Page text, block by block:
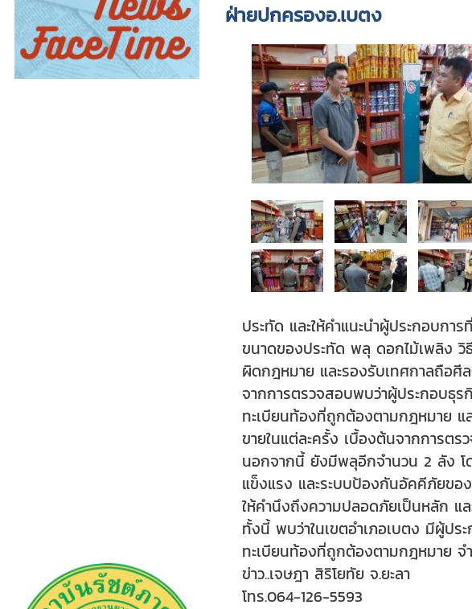
ฝ่ายปกครองอ.เบตง
ประทัด และให้คำแนะนำผู้ประกอบก
ขนาดของประทัด พลุ ดอกไม้เพลิง วิ
ผิดกฎหมาย และรองรับเทศกาลถือศี
จากการตรวจสอบพบว่าผู้ประกอบธุ
ทะเบียนท้องที่ถูกต้องตามกฎหมาย แ
ขายในแต่ละครั้ง เบื้องต้นจากการต
นอกจากนี้ ยังมีพลุอีกจำนวน 2 ลัง โด
แข็งแรง และระบบป้องกันอัคคีภัยขอ
ให้คำนึงถึงความปลอดภัยเป็นหลัก แ
ทั้งนี้ พบว่าในเขตอำเภอเบตง มีผู้ป
ทะเบียนท้องที่ถูกต้องตามกฎหมาย จ
ข่าว..เจษฎา สิริโยทัย จ.ยะลา
โทร.064-126-5593